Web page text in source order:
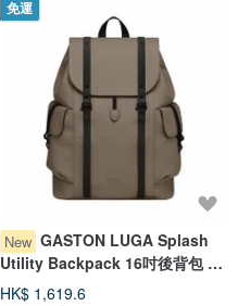
免運
New GASTON LUGA Splash
Utility Backpack 16吋後背包 -
森林棕
HK$ 1,619.6